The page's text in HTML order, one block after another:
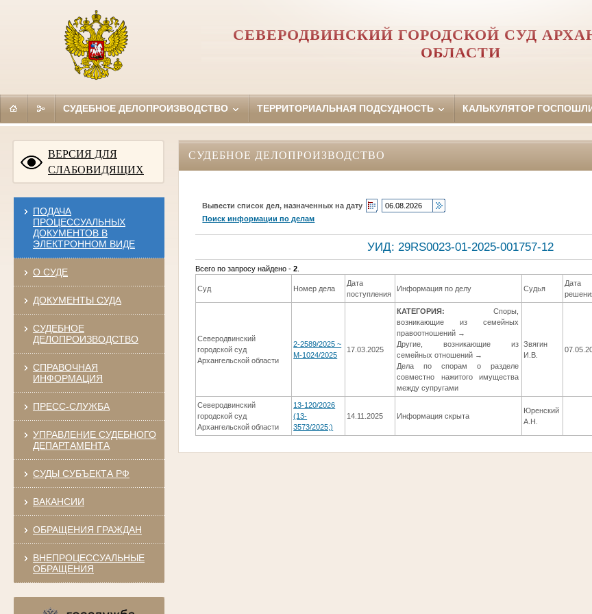
СЕВЕРОДВИНСКИЙ ГОРОДСКОЙ СУД
ОБЛАСТИ
СУДЕБНОЕ ДЕЛОПРОИЗВОДСТВО ТЕРРИТОРИАЛЬНАЯ ПОДСУДНОСТЬ КАЛЬКУЛЯТОР
ВЕРСИЯ ДЛЯ
СЛАБОВИДЯЩИХ
ПОДАЧА
ПРОЦЕССУАЛЬНЫХ
ДОКУМЕНТОВ В
ЭЛЕКТРОННОМ ВИДЕ
О СУДЕ
ДОКУМЕНТЫ СУДА
СУДЕБНОЕ
ДЕЛОПРОИЗВОДСТВО
СПРАВОЧНАЯ
ИНФОРМАЦИЯ
ПРЕСС-СЛУЖБА
УПРАВЛЕНИЕ СУДЕБНОГО
ДЕПАРТАМЕНТА
СУДЫ СУБЪЕКТА РФ
ВАКАНСИИ
ОБРАЩЕНИЯ ГРАЖДАН
ВНЕПРОЦЕССУАЛЬНЫЕ
ОБРАЩЕНИЯ
СУДЕБНОЕ ДЕЛОПРОИЗВОДСТВО
Вывести список дел, назначенных на дату
Поиск информации по делам
УИД: 29RS0023-01-2025-001757-12
Всего по запросу найдено -2
Суд Номер дела
Дата
поступления
Информация по делу Судья
Дата
Северодвинский
городской суд
Архангельской области
2-2589/2025 ~
М-1024/2025
17.03.2025
КАТЕГОРИЯ: Споры,
возникающие из семейных
правоотношений →
Другие, возникающие из
семейных отношений →
Дела по спорам о разделе
совместно нажитого имущества
между супругами
Звягин
И.В.
Северодвинский
городской суд
Архангельской области
13-120/2026
(13-
3573/2025;)
14.11.2025 Информация скрыта
Юренский
А.Н.